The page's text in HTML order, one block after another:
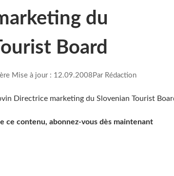
du
Board
Mise à jour : 12.09.2008Par Rédaction
ce contenu, abonnez-vous dès maintenant